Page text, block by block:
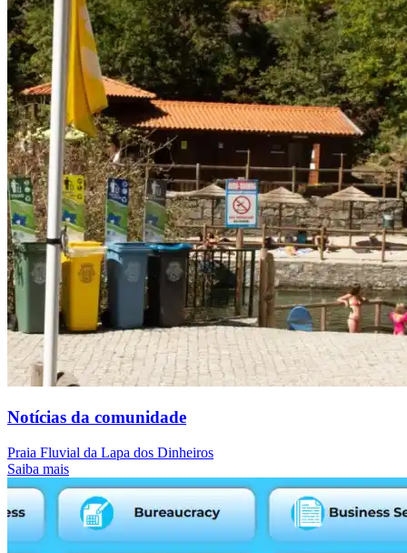
Notícias da comunidade
Praia Fluvial da Lapa dos Dinheiros
Saiba mais